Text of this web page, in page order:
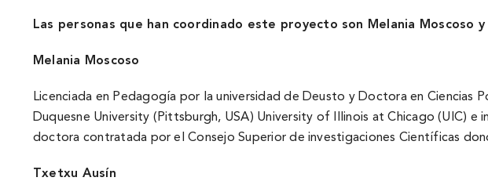
Las personas que han coordinado este proyecto son Melania Moscoso
Melania Moscoso
Licenciada en Pedagogí­a por la universidad de Deusto y Doctora en Ciencias
Duquesne University (Pittsburgh, USA) University of Illinois at Chicago (UIC)
doctora contratada por el Consejo Superior de investigaciones Cientí­ficas
Txetxu Ausí­n